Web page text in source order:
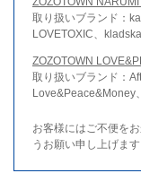
取り扱いブランド：
LOVETOXIC、
ZOZOTOWN
取り扱いブランド：
Love&Peace&Money
お客様にはご不便を
うお願い申し上げます